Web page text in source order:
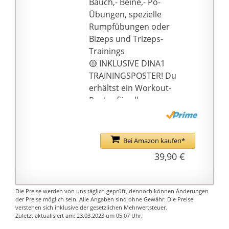
rutschfesten
gummigriffe und die
hochwertigen karabiner
hat der
schlingentrainer eine
extrem hohe stabilität
und gewährleistet
somit ihre sicherheit.
Nach Sicherheitstests
kann es bis zu 400 kg
tragen.
◾ Ideales Tragbares
Fitnessstudio: lässt sich
verankern und kommt
mit allem, mit seinem
gut gestalteten
Leichtgewicht, der
Übungen, spezielle
Rumpfübungen oder
Bizeps und Trizeps-
Trainings
🟡 INKLUSIVE DINA1
TRAININGSPOSTER! Du
erhältst ein Workout-
Poster für alle
verschiedenen
Übungen an 4 Tagen,
Deinen ganzen Körper
🟡 TRAINIERE ÜBERALL!
Du willst zuhause
trainieren? Ob daheim,
Bei Amazon kaufen*
39,90 €
Die Preise werden von uns täglich geprüft, dennoch können Änderungen
der Preise möglich sein. Alle Angaben sind ohne Gewähr. Die Preise
verstehen sich inklusive der gesetzlichen Mehrwertsteuer.
Zuletzt aktualisiert am: 23.03.2023 um 05:07 Uhr.